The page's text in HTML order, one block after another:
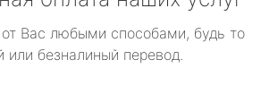
Вас любыми способами, будь то
или безналиный перевод.